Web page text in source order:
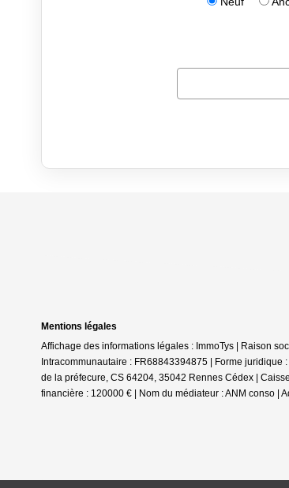
Mentions légales
Affichage des informations légales : ImmoTys | Raison
Intracommunautaire : FR68843394875 | Forme juridique
de la préfecure, CS 64204, 35042 Rennes Cédex |
financière : 120000 € | Nom du médiateur : ANM conso |